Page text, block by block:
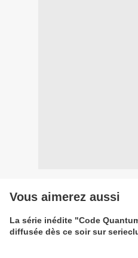
Vous aimerez aussi
La série inédite "Code
diffusée dès ce soir sur